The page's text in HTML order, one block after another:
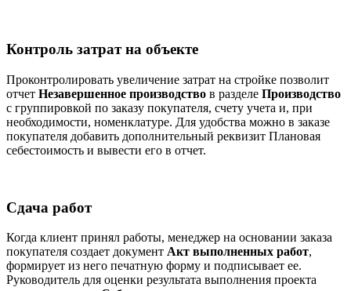
Контроль затрат на объекте
Проконтролировать увеличение затрат на стройке позволит
отчет Незавершенное производство в разделе Производство
с группировкой по заказу покупателя, счету учета и, при
необходимости, номенклатуре. Для удобства можно в заказе
покупателя добавить дополнительный реквизит Плановая
себестоимость и вывести его в отчет.
Сдача работ
Когда клиент принял работы, менеджер на основании заказа
покупателя создает документ Акт выполненных работ,
формирует из него печатную форму и подписывает ее.
Руководитель для оценки результата выполнения проекта